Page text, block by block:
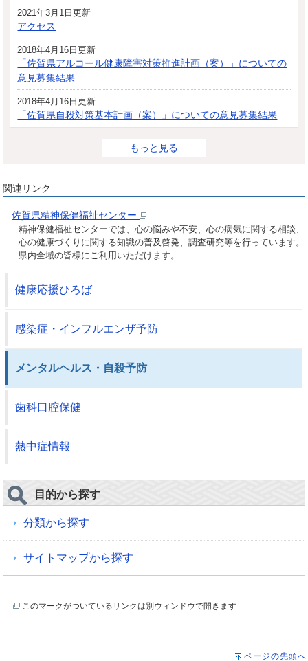
2021年3月1日更新
アクセス
2018年4月16日更新
「佐賀県アルコール健康障害対策推進計画（案）」についての
意見募集結果
2018年4月16日更新
「佐賀県自殺対策基本計画（案）」についての意見募集結果
もっと見る
関連リンク
佐賀県精神保健福祉センター
精神保健福祉センターでは、心の悩みや不安、心の病気に関する相談、
心の健康づくりに関する知識の普及啓発、調査研究等を行っています。
県内全域の皆様にご利用いただけます。
健康応援ひろば
感染症・インフルエンザ予防
メンタルヘルス・自殺予防
歯科口腔保健
熱中症情報
目的から探す
分類から探す
サイトマップから探す
このマークがついているリンクは別ウィンドウで開きます
ページの先頭へ